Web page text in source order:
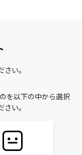
い。
を以下の中から選択
い。